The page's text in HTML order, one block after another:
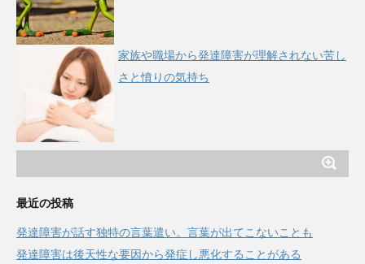
家族や職場から発達障害が理解されない苦し
さと憤りの気持ち
最近の投稿
発達障害が話す独特の言葉遣い。言葉が出てこないことも
発達障害は後天性な要因から発症し悪化することがある